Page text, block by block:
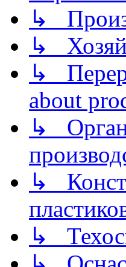
↳
↳
↳
about
↳
↳
↳